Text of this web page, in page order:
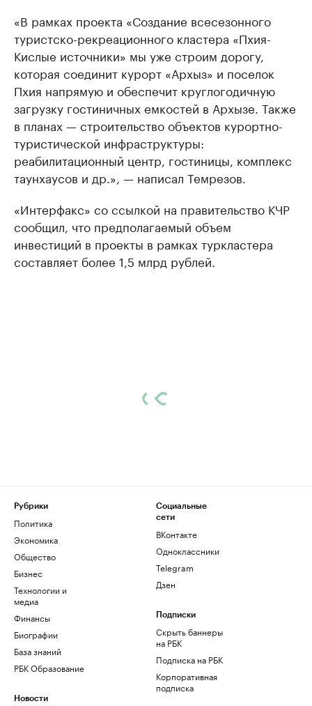
«В рамках проекта «Создание всесезонного
туристско-рекреационного кластера «Пхия-
Кислые источники» мы уже строим дорогу,
которая соединит курорт «Архыз» и поселок
Пхия напрямую и обеспечит круглогодичную
загрузку гостиничных емкостей в Архызе. Также
в планах — строительство объектов курортно-
туристической инфраструктуры:
реабилитационный центр, гостиницы, комплекс
таунхаусов и др.», — написал Темрезов.
«Интерфакс» со ссылкой на правительство КЧР
сообщил, что предполагаемый объем
инвестиций в проекты в рамках туркластера
составляет более 1,5 млрд рублей.
Рубрики
Политика
Экономика
Общество
Бизнес
Технологии и
медиа
Финансы
Биографии
База знаний
РБК Образование
Новости
Социальные
сети
ВКонтакте
Одноклассники
Telegram
Дзен
Подписки
Скрыть баннеры
на РБК
Подписка на РБК
Корпоративная
подписка